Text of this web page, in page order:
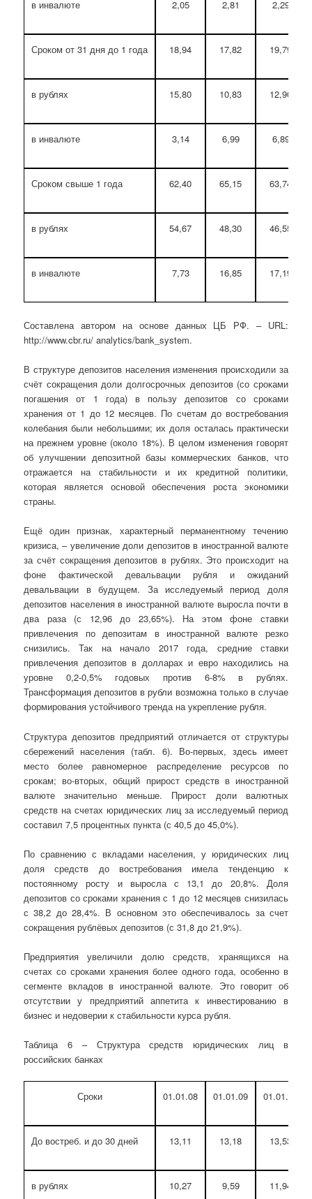
в инвалюте 2,05 2,81 2,29
Сроком от 31 дня до 1 года 18,94 17,82 19,79
в рублях 15,80 10,83 12,90
в инвалюте 3,14 6,99 6,89
Сроком свыше 1 года 62,40 65,15 63,74
в рублях 54,67 48,30 46,55
в инвалюте 7,73 16,85 17,19
Составлена автором на основе данных ЦБ РФ. – URL:
http://www.cbr.ru/ analytics/bank_system.
В структуре депозитов населения изменения происходили за
счёт сокращения доли долгосрочных депозитов (со сроками
погашения от 1 года) в пользу депозитов со сроками
хранения от 1 до 12 месяцев. По счетам до востребования
колебания были небольшими; их доля осталась практически
на прежнем уровне (около 18%). В целом изменения говорят
об улучшении депозитной базы коммерческих банков, что
отражается на стабильности и их кредитной политики,
которая является основой обеспечения роста экономики
страны.
Ещё один признак, характерный перманентному течению
кризиса, – увеличение доли депозитов в иностранной валюте
за счёт сокращения депозитов в рублях. Это происходит на
фоне фактической девальвации рубля и ожиданий
девальвации в будущем. За исследуемый период доля
депозитов населения в иностранной валюте выросла почти в
два раза (с 12,96 до 23,65%). На этом фоне ставки
привлечения по депозитам в иностранной валюте резко
снизились. Так на начало 2017 года, средние ставки
привлечения депозитов в долларах и евро находились на
уровне 0,2-0,5% годовых против 6-8% в рублях.
Трансформация депозитов в рубли возможна только в случае
формирования устойчивого тренда на укрепление рубля.
Структура депозитов предприятий отличается от структуры
сбережений населения (табл. 6). Во-первых, здесь имеет
место более равномерное распределение ресурсов по
срокам; во-вторых, общий прирост средств в иностранной
валюте значительно меньше. Прирост доли валютных
средств на счетах юридических лиц за исследуемый период
составил 7,5 процентных пункта (с 40,5 до 45,0%).
По сравнению с вкладами населения, у юридических лиц
доля средств до востребования имела тенденцию к
постоянному росту и выросла с 13,1 до 20,8%. Доля
депозитов со сроками хранения с 1 до 12 месяцев снизилась
с 38,2 до 28,4%. В основном это обеспечивалось за счет
сокращения рублёвых депозитов (с 31,8 до 21,9%).
Предприятия увеличили долю средств, хранящихся на
счетах со сроками хранения более одного года, особенно в
сегменте вкладов в иностранной валюте. Это говорит об
отсутствии у предприятий аппетита к инвестированию в
бизнес и недоверии к стабильности курса рубля.
Таблица 6 – Структура средств юридических лиц в
российских банках
Сроки 01.01.08 01.01.09 01.01.10
До востреб. и до 30 дней 13,11 13,18 13,53
в рублях 10,27 9,59 11,94